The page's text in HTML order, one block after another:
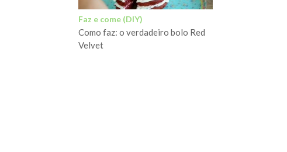
Faz e come (DIY)
Como faz: o verdadeiro bolo Red
Velvet